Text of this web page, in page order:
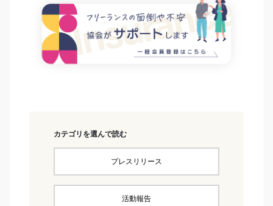
カテゴリを選んで読む
プレスリリース
活動報告